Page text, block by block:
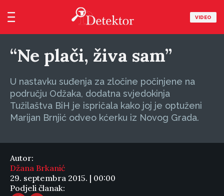
VIDEO
“Ne plači, živa sam”
U nastavku suđenja za zločine počinjene na
području Odžaka, dodatna svjedokinja
Tužilaštva BiH je ispričala kako joj je optuženi
Marijan Brnjić odveo kćerku iz Novog Grada.
Autor:
Džana Brkanić
29. septembra 2015. | 00:00
Podjeli članak: